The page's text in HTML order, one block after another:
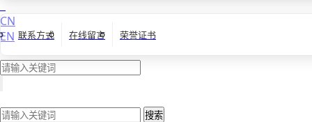
联系方式 在线留言 荣誉证书
CN
EN
搜索